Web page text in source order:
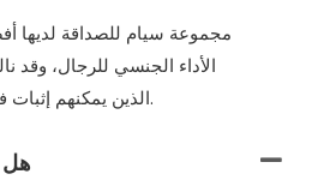
مجموعة سيام للصداقة لديها
الأداء الجنسي للرجال، وقد
الذين يمكنهم إثبات فعالية هذه الأقراص.
هل